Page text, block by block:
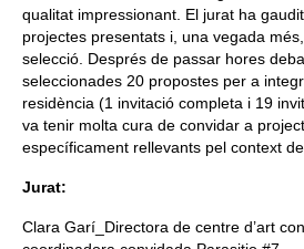
qualitat impressionant. El jurat ha
projectes presentats i, una vegada
selecció. Després de passar hores
seleccionades 20 propostes per a
residència (1 invitació completa i 19
va tenir molta cura de convidar a
específicament rellevants pel context
Jurat:
Clara Garí_Directora de centre d’art